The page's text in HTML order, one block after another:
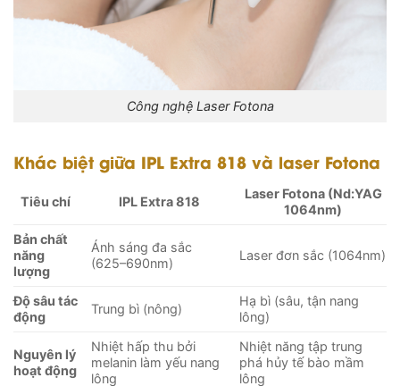
Công nghệ Laser Fotona
Khác biệt giữa IPL Extra 818 và laser Fotona
Tiêu chí IPL Extra 818
Laser Fotona (Nd:YAG
1064nm)
Bản chất
năng
lượng
Ánh sáng đa sắc
(625–690nm)
Laser đơn sắc (1064nm)
Độ sâu tác
động
Trung bì (nông)
Hạ bì (sâu, tận nang
lông)
Nguyên lý
hoạt động
Nhiệt hấp thu bởi
melanin làm yếu nang
lông
Nhiệt năng tập trung
phá hủy tế bào mầm
lông